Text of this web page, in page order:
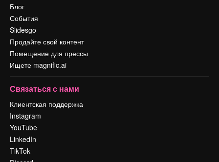
Блог
События
Slidesgo
Продайте свой контент
Помещение для прессы
Ищете magnific.ai
Связаться с нами
Клиентская поддержка
Instagram
YouTube
LinkedIn
TikTok